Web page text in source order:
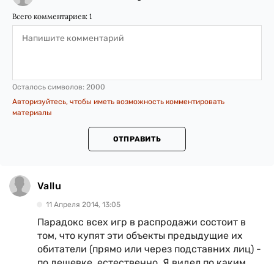
Всего комментариев: 1
Осталось символов: 2000
Авторизуйтесь, чтобы иметь возможность комментировать
материалы
ОТПРАВИТЬ
Vallu
11 Апреля 2014, 13:05
Парадокс всех игр в распродажи состоит в
том, что купят эти объекты предыдущие их
обитатели (прямо или через подставних лиц) -